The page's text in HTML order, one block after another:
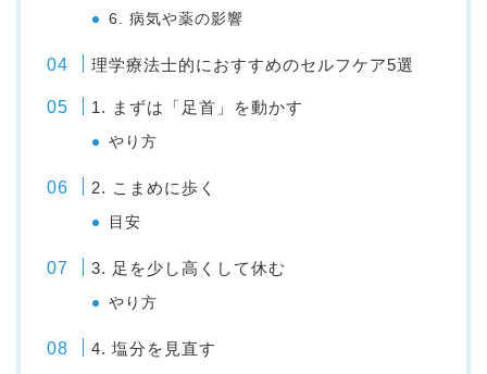
6. 病気や薬の影響
理学療法士的におすすめのセルフケア5選
1. まずは「足首」を動かす
やり方
2. こまめに歩く
目安
3. 足を少し高くして休む
やり方
4. 塩分を見直す